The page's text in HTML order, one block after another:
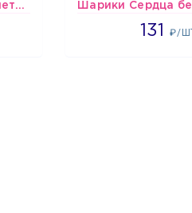
шары Бело-розово-фиолетово-бордово-золотые металлик
131₽/